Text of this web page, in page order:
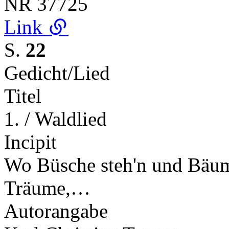
Link
S. 22
Gedicht/Lied
Titel
1. / Waldlied
Incipit
Wo Büsche steh'n und
Träume,…
Autorangabe